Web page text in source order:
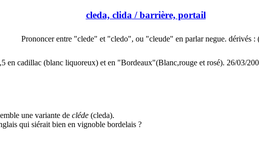
cleda, clida / barrière, portail
Prononcer entre "clede" et "cledo", ou "cleude" en parlar negue. dérivés
en cadillac (blanc liquoreux) et en "Bordeaux"(Blanc,rouge et rosé). 26/03/
une variante de cléde (cleda).
qui siérait bien en vignoble bordelais ?